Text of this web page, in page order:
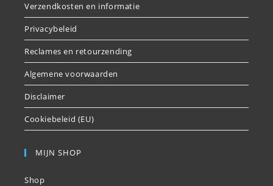
Verzendkosten en informatie
Privacybeleid
Reclames en retourzending
Algemene voorwaarden
Disclaimer
Cookiebeleid (EU)
MIJN SHOP
Shop